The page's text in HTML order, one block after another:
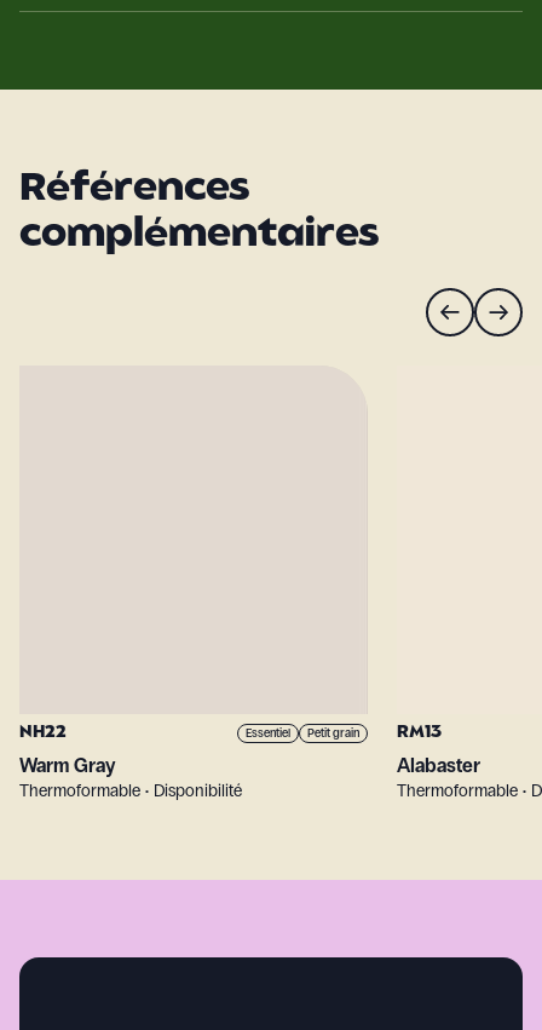
Références
complémentaires
NH22 Essentiel Petit grain
Warm Gray
Thermoformable • Disponibilité
RM13
Alabaster
Thermoformable •